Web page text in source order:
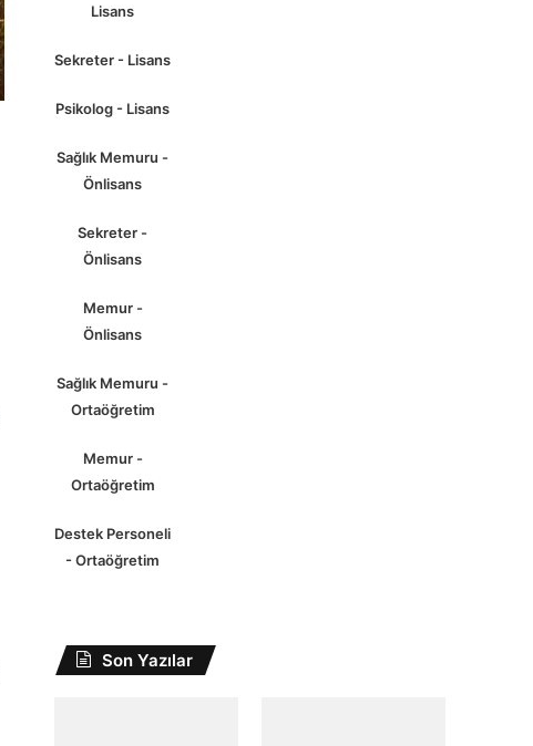
Lisans
Sekreter - Lisans
Psikolog - Lisans
Sağlık Memuru -
Önlisans
Sekreter -
Önlisans
Memur -
Önlisans
Sağlık Memuru -
Ortaöğretim
Memur -
Ortaöğretim
Destek Personeli
- Ortaöğretim
Son Yazılar